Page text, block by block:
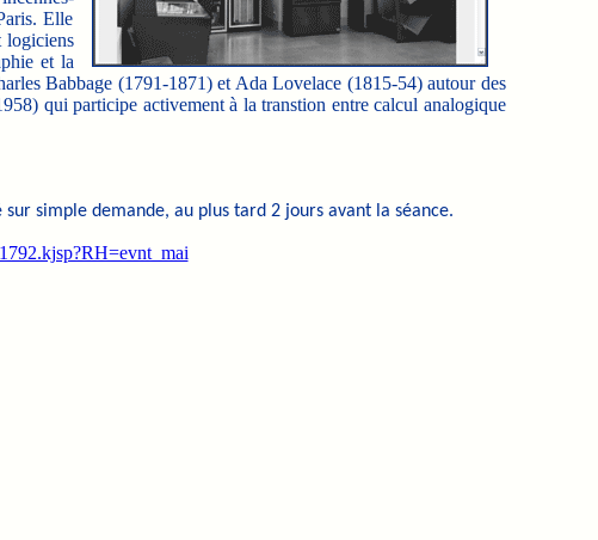
Elle
logiciens
et la
Babbage (1791-1871) et Ada Lovelace (1815-54) autour des
qui participe activement à la transtion entre calcul analogique
simple demande, au plus tard 2 jours avant la séance.